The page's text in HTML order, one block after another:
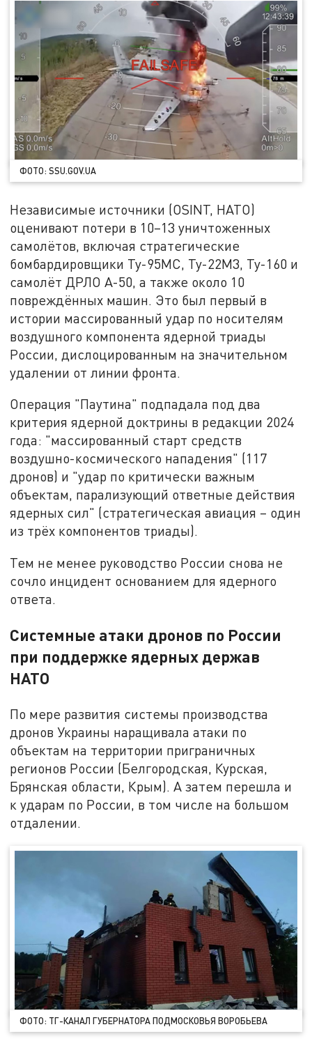
ФОТО: SSU.GOV.UA
Независимые источники (OSINT, НАТО)
оценивают потери в 10–13 уничтоженных
самолётов, включая стратегические
бомбардировщики Ту-95МС, Ту-22М3, Ту-160 и
самолёт ДРЛО А-50, а также около 10
повреждённых машин. Это был первый в
истории массированный удар по носителям
воздушного компонента ядерной триады
России, дислоцированным на значительном
удалении от линии фронта.
Операция "Паутина" подпадала под два
критерия ядерной доктрины в редакции 2024
года: "массированный старт средств
воздушно-космического нападения" (117
дронов) и "удар по критически важным
объектам, парализующий ответные действия
ядерных сил" (стратегическая авиация – один
из трёх компонентов триады).
Тем не менее руководство России снова не
сочло инцидент основанием для ядерного
ответа.
Системные атаки дронов по России
при поддержке ядерных держав
НАТО
По мере развития системы производства
дронов Украины наращивала атаки по
объектам на территории приграничных
регионов России (Белгородская, Курская,
Брянская области, Крым). А затем перешла и
к ударам по России, в том числе на большом
отдалении.
ФОТО: ТГ-КАНАЛ ГУБЕРНАТОРА ПОДМОСКОВЬЯ ВОРОБЬЕВА